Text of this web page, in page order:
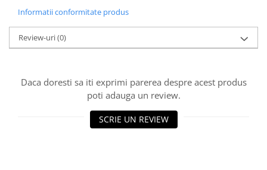
Informatii conformitate produs
Review-uri(0)
Daca doresti sa iti exprimi parerea despre acest produs
poti adauga un review.
SCRIE UN REVIEW